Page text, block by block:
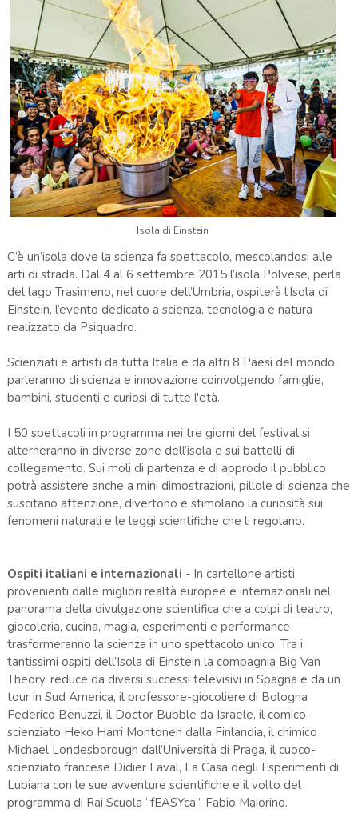
Isola di Einstein
C’è un’isola dove la scienza fa spettacolo, mescolandosi alle
arti di strada. Dal 4 al 6 settembre 2015 l’isola Polvese, perla
del lago Trasimeno, nel cuore dell’Umbria, ospiterà l’Isola di
Einstein, l’evento dedicato a scienza, tecnologia e natura
realizzato da Psiquadro.
Scienziati e artisti da tutta Italia e da altri 8 Paesi del mondo
parleranno di scienza e innovazione coinvolgendo famiglie,
bambini, studenti e curiosi di tutte l'età.
I 50 spettacoli in programma nei tre giorni del festival si
alterneranno in diverse zone dell’isola e sui battelli di
collegamento. Sui moli di partenza e di approdo il pubblico
potrà assistere anche a mini dimostrazioni, pillole di scienza che
suscitano attenzione, divertono e stimolano la curiosità sui
fenomeni naturali e le leggi scientifiche che li regolano.
Ospiti italiani e internazionali - In cartellone artisti
provenienti dalle migliori realtà europee e internazionali nel
panorama della divulgazione scientifica che a colpi di teatro,
giocoleria, cucina, magia, esperimenti e performance
trasformeranno la scienza in uno spettacolo unico. Tra i
tantissimi ospiti dell’Isola di Einstein la compagnia Big Van
Theory, reduce da diversi successi televisivi in Spagna e da un
tour in Sud America, il professore-giocoliere di Bologna
Federico Benuzzi, il Doctor Bubble da Israele, il comico-
scienziato Heko Harri Montonen dalla Finlandia, il chimico
Michael Londesborough dall’Università di Praga, il cuoco-
scienziato francese Didier Laval, La Casa degli Esperimenti di
Lubiana con le sue avventure scientifiche e il volto del
programma di Rai Scuola “fEASYca”, Fabio Maiorino.